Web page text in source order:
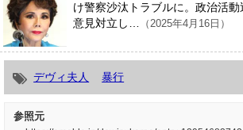
け警察沙汰トラブルに。政治活
意見対立し… （2025年4月16日）
デヴィ夫人 暴行
参照元